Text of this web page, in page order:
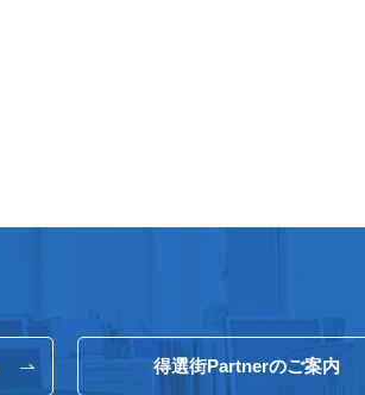
得選街Partnerのご案内